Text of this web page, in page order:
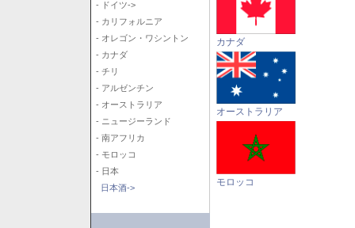
- ドイツ->
- カリフォルニア
- オレゴン・ワシントン
- カナダ
- チリ
- アルゼンチン
- オーストラリア
- ニュージーランド
- 南アフリカ
- モロッコ
- 日本
日本酒->
カナダ
オーストラリア
モロッコ